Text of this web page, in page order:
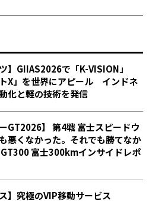
ツ】GIIAS2026で「K-VISION」
トX」を世界にアピール インドネ
化と軽の技術を発信
ーGT2026】 第4戦 富士スピードウ
悪くなかった。それでも勝てなか
GT300 富士300kmインサイドレポ
ス】究極のVIP移動サービス